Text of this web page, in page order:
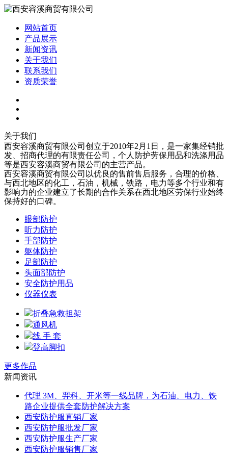
网站首页
产品展示
新闻资讯
关于我们
联系我们
资质荣誉
关于我们
西安容溪商贸有限公司创立于2010年2月1日，是一家集经销批
发、招商代理的有限责任公司，个人防护劳保用品和洗涤用品
等是西安容溪商贸有限公司的主营产品。
西安容溪商贸有限公司以优良的售前售后服务，合理的价格、
与西北地区的化工，石油，机械，铁路，电力等多个行业和有
影响力的企业建立了长期的合作关系在西北地区劳保行业始终
保持好的口碑。
眼部防护
听力防护
手部防护
躯体防护
足部防护
头面部防护
安全防护用品
仪器仪表
折叠急救担架
通风机
线 手 套
登高脚扣
更多作品
新闻资讯
代理 3M、羿科、开米等一线品牌，为石油、电力、铁
路企业提供全套防护解决方案
西安防护服直销厂家
西安防护服批发厂家
西安防护服生产厂家
西安防护服销售厂家